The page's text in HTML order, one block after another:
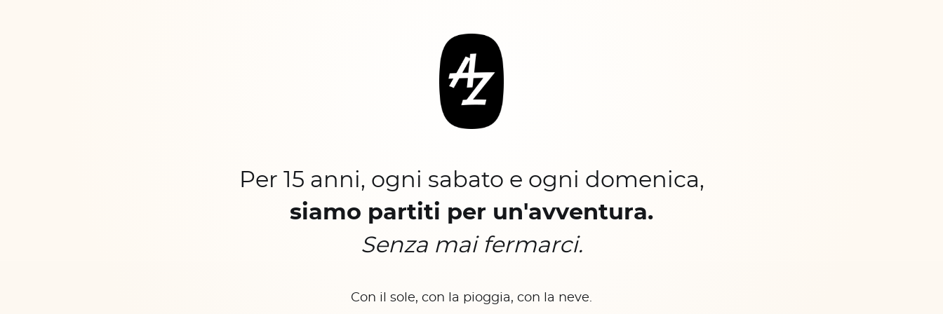
Per 15 anni, ogni sabato e ogni domenica,
siamo partiti per un'avventura.
Senza mai fermarci.
Con il sole, con la pioggia, con la neve.